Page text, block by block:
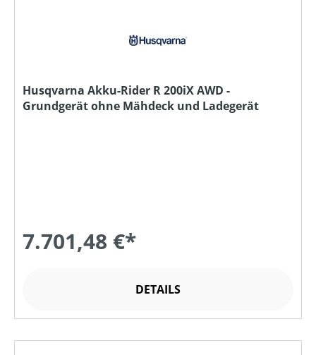
Husqvarna Akku-Rider R 200iX AWD -
Grundgerät ohne Mähdeck und Ladegerät
7.701,48 €*
DETAILS